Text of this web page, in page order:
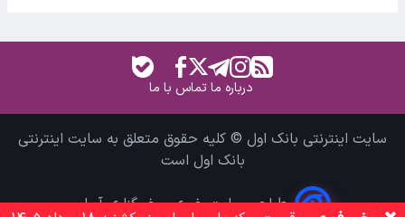
درباره ماتماس با ما
سایت اینترنتی بانک اول © کلیه حقوق متعلق به سایت اینترنتی
بانک اول است
طراحی سایت خبری و خبرگزاری آسام